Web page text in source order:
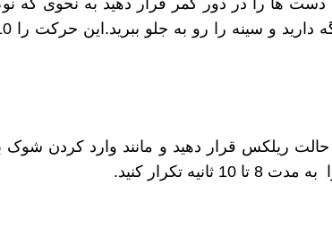
ریلکس قرار دهید و مانند وارد کردن
تکرار کنید.
همین حالا بگیرش